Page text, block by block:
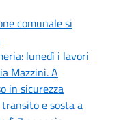
comunale si
lunedì i lavori
Mazzini. A
in sicurezza
e sosta a